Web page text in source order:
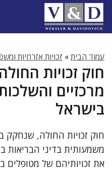
לדלג
לתוכן
עמוד הבית» זכויות אזרחיות
חוק זכויות
מרכזיים
בישראל
משמעותית בדיני הבריאות
את זכויותיהם של מטופלים